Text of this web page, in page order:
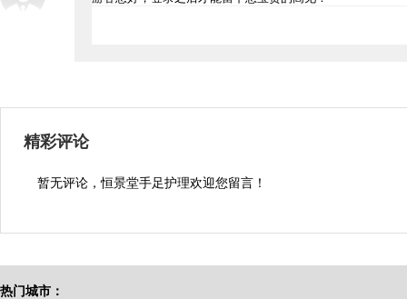
精彩评论
暂无评论，恒景堂手足护理欢迎您留言！
热门城市：